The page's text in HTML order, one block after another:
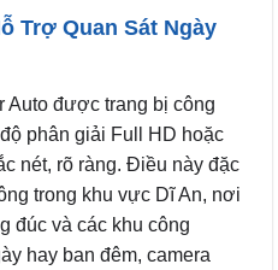
Trợ Quan Sát Ngày
Auto được trang bị công
phân giải Full HD hoặc
nét, rõ ràng. Điều này đặc
trong khu vực Dĩ An, nơi
đúc và các khu công
hay ban đêm, camera